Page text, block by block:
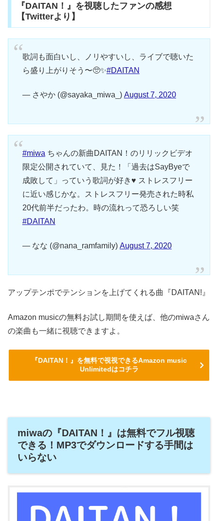
『DAITAN！』を視聴したファンの感想
【Twitterより】
歌詞も面白いし、ノリやすいし、ライブで聴いた
ら盛り上がりそう〜🥺✨#DAITAN
— さやか (@sayaka_miwa_) August 7, 2020
#miwa ちゃんの新曲DAITAN！のリリックビデオ
限定公開されていて、見た！「過去はSayByeで
成敗して」っていう歌詞が好き♥ ストレスフリー
に近い感じかな。ストレスフリー発売された時私
20代前半だったわ。時の流れって恐ろしい笑
#DAITAN
— なな (@nana_ramfamily) August 7, 2020
アップテンポでテンションを上げてくれる曲『DAITAN!』
Amazon musicの無料お試し期間を使えば、他のmiwaさん
の楽曲も一緒に視聴できますよ。
『DAITAN！』を無料で視視できるAmazon music
Unlimitedはコチラ
miwaの『DAITAN！』は無料でフル視聴
できる！MP3でダウンロードする手間は
いらない